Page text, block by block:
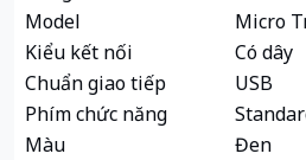
Model
Micro
Kiểu kết nối
Có dây
Chuẩn giao tiếp
USB
Phím chức năng
Màu
Đen